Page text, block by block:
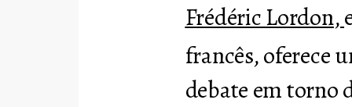
Frédéric Lordon,
francês, oferece
debate em torno